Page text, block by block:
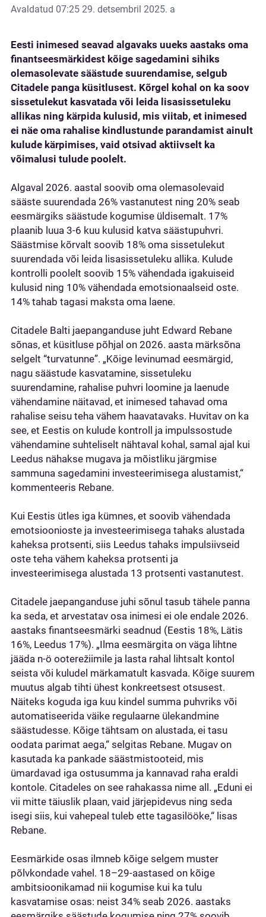
Avaldatud 07:25 29. detsembril 2025. a
Eesti inimesed seavad algavaks uueks aastaks oma
finantseesmärkidest kõige sagedamini sihiks
olemasolevate säästude suurendamise, selgub
Citadele panga küsitlusest. Kõrgel kohal on ka soov
sissetulekut kasvatada või leida lisasissetuleku
allikas ning kärpida kulusid, mis viitab, et inimesed
ei näe oma rahalise kindlustunde parandamist ainult
kulude kärpimises, vaid otsivad aktiivselt ka
võimalusi tulude poolelt.
Algaval 2026. aastal soovib oma olemasolevaid
sääste suurendada 26% vastanutest ning 20% seab
eesmärgiks säästude kogumise üldisemalt. 17%
plaanib luua 3-6 kuu kulusid katva säästupuhvri.
Säästmise kõrvalt soovib 18% oma sissetulekut
suurendada või leida lisasissetuleku allika. Kulude
kontrolli poolelt soovib 15% vähendada igakuiseid
kulusid ning 10% vähendada emotsionaalseid oste.
14% tahab tagasi maksta oma laene.
Citadele Balti jaepanganduse juht Edward Rebane
sõnas, et küsitluse põhjal on 2026. aasta märksõna
selgelt “turvatunne”. „Kõige levinumad eesmärgid,
nagu säästude kasvatamine, sissetuleku
suurendamine, rahalise puhvri loomine ja laenude
vähendamine näitavad, et inimesed tahavad oma
rahalise seisu teha vähem haavatavaks. Huvitav on ka
see, et Eestis on kulude kontroll ja impulssostude
vähendamine suhteliselt nähtaval kohal, samal ajal kui
Leedus nähakse mugava ja mõistliku järgmise
sammuna sagedamini investeerimisega alustamist,“
kommenteeris Rebane.
Kui Eestis ütles iga kümnes, et soovib vähendada
emotsioonioste ja investeerimisega tahaks alustada
kaheksa protsenti, siis Leedus tahaks impulsiivseid
oste teha vähem kaheksa protsenti ja
investeerimisega alustada 13 protsenti vastanutest.
Citadele jaepanganduse juhi sõnul tasub tähele panna
ka seda, et arvestatav osa inimesi ei ole endale 2026.
aastaks finantseesmärki seadnud (Eestis 18%, Lätis
16%, Leedus 17%). „Ilma eesmärgita on väga lihtne
jääda n-ö ooterežiimile ja lasta rahal lihtsalt kontol
seista või kuludel märkamatult kasvada. Kõige suurem
muutus algab tihti ühest konkreetsest otsusest.
Näiteks koguda iga kuu kindel summa puhvriks või
automatiseerida väike regulaarne ülekandmine
säästudesse. Kõige tähtsam on alustada, ei tasu
oodata parimat aega,“ selgitas Rebane. Mugav on
kasutada ka pankade säästmistooteid, mis
ümardavad iga ostusumma ja kannavad raha eraldi
kontole. Citadeles on see rahakassa nime all. „Eduni ei
vii mitte täiuslik plaan, vaid järjepidevus ning seda
isegi siis, kui vahepeal tuleb ette tagasilööke,“ lisas
Rebane.
Eesmärkide osas ilmneb kõige selgem muster
põlvkondade vahel. 18–29-aastased on kõige
ambitsioonikamad nii kogumise kui ka tulu
kasvatamise osas: neist 34% seab 2026. aastaks